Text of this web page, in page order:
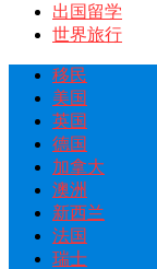
出国留学
世界旅行
移民
美国
英国
德国
加拿大
澳洲
新西兰
法国
瑞士